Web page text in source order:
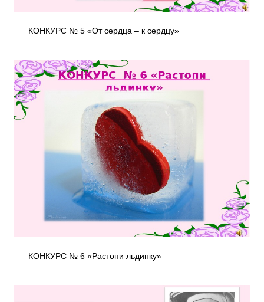
КОНКУРС № 5 «От сердца – к сердцу»
КОНКУРС № 6 «Растопи льдинку»